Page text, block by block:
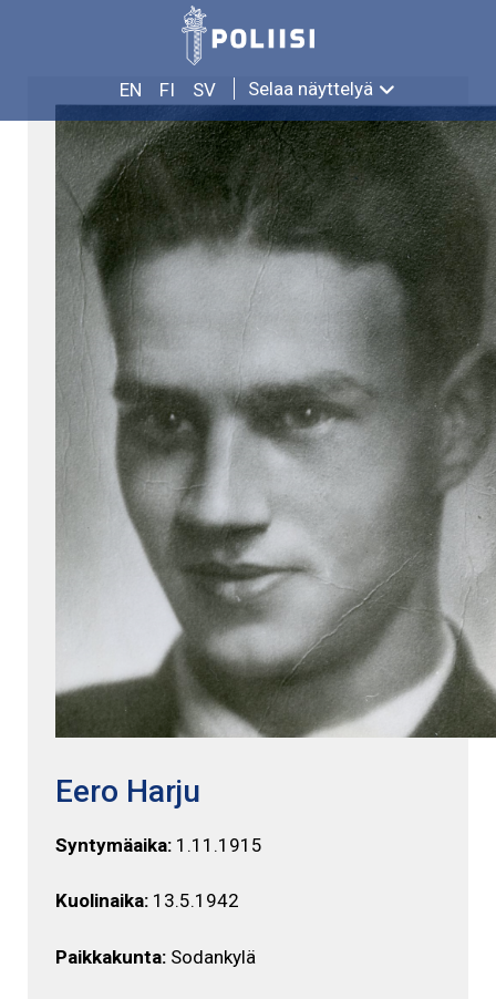
EN FI SV Selaa näyttelyä
EERO HARJU
Eero Harju
Syntymäaika: 1.11.1915
Kuolinaika: 13.5.1942
Paikkakunta: Sodankylä